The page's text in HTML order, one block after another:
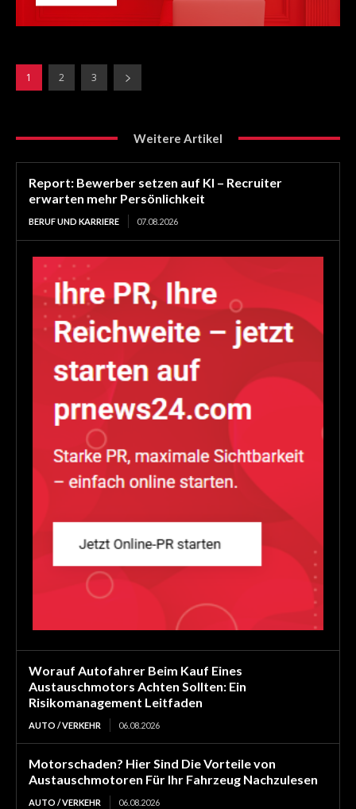
1 2 3
Weitere Artikel
Report: Bewerber setzen auf KI – Recruiter
erwarten mehr Persönlichkeit
BERUF UND KARRIERE 07.08.2026
Worauf Autofahrer Beim Kauf Eines
Austauschmotors Achten Sollten: Ein
Risikomanagement Leitfaden
AUTO / VERKEHR 06.08.2026
Motorschaden? Hier Sind Die Vorteile von
Austauschmotoren Für Ihr Fahrzeug Nachzulesen
AUTO / VERKEHR 06.08.2026